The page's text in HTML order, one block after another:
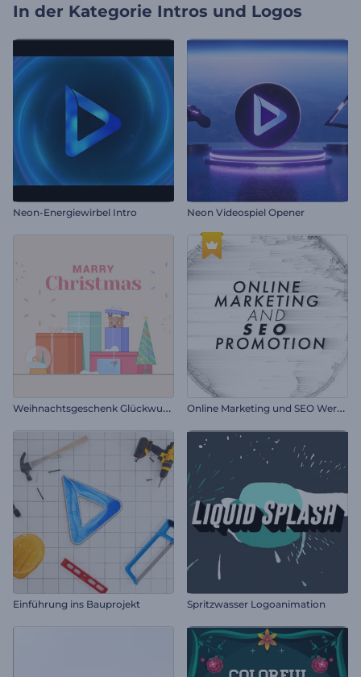
In der Kategorie Intros und Logos
Neon-Energiewirbel Intro Neon Videospiel Opener
W
eihnachtsgeschenk Glückwunschkarte O
nline Marketing und SEO Werbung
Einführung ins Bauprojekt Spritzwasser Logoanimation